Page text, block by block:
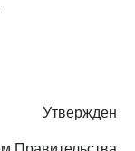
Утвержден